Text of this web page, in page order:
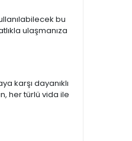
bu
ulaşmanıza
karşı dayanıklı
her türlü vida ile